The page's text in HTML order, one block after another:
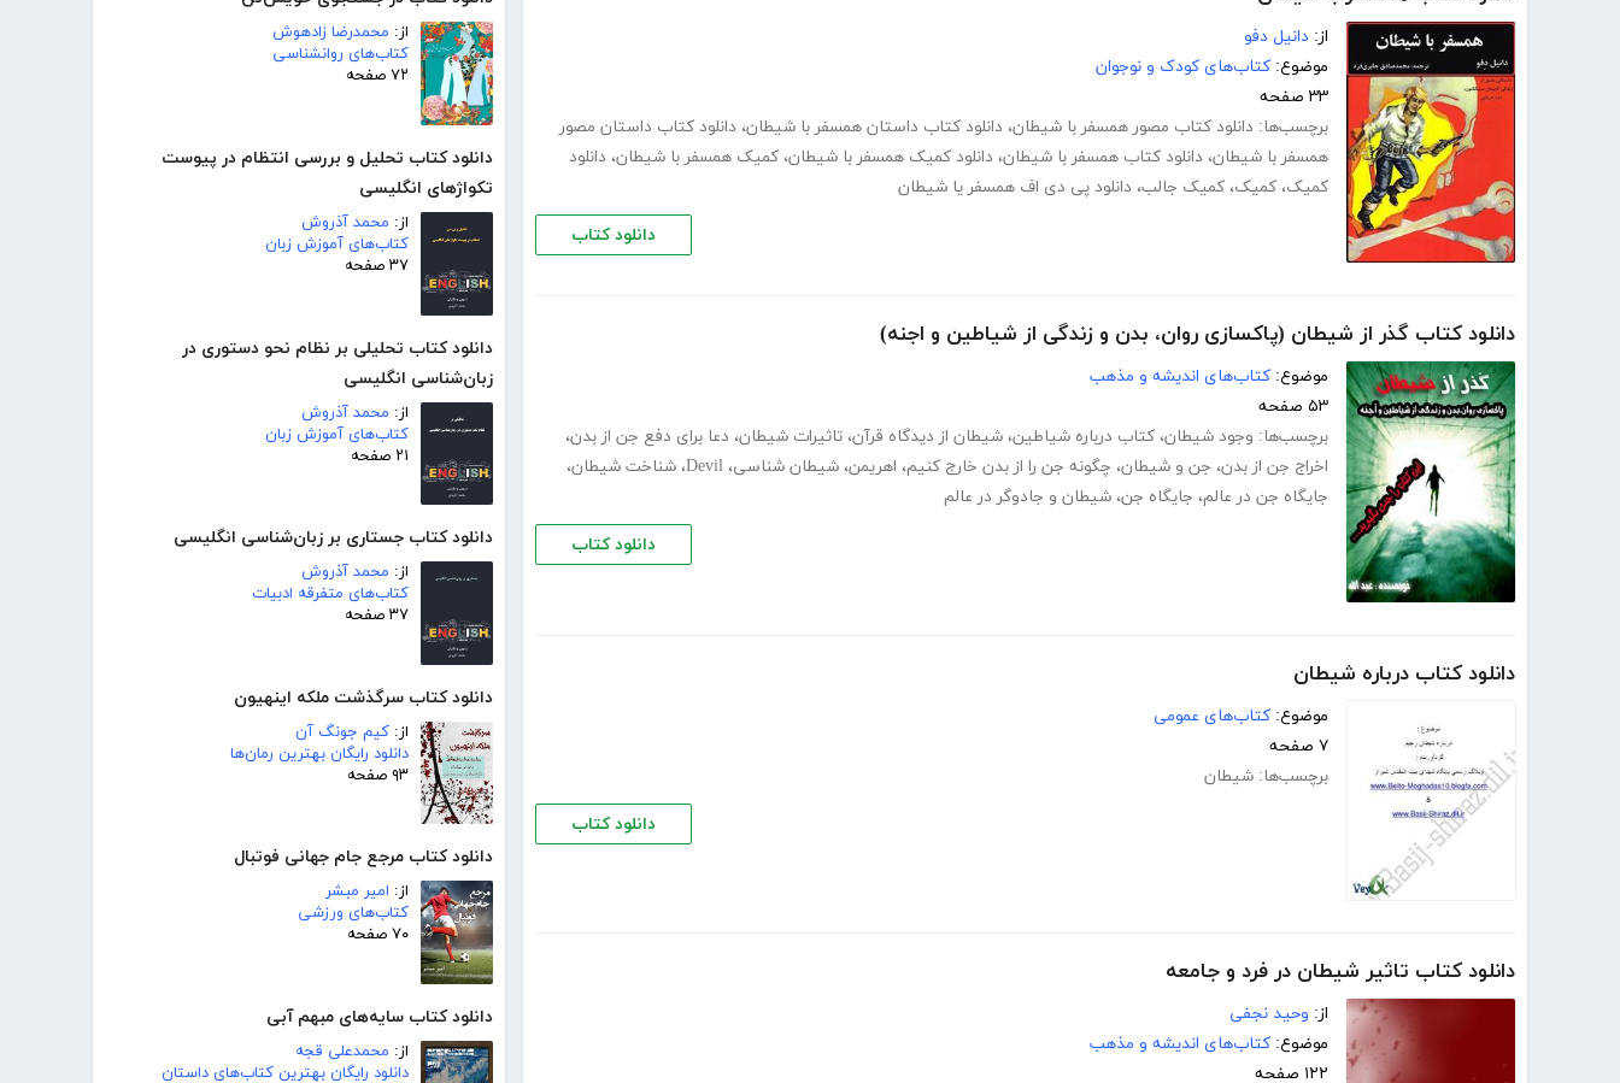
از: محمدرضا زادهوش
کتاب‌های روانشناسی
۷۲ صفحه
دانلود کتاب تحلیل و بررسی انتظام در پیوست
تکواژهای انگلیسی
از: محمد آذروش
کتاب‌های آموزش زبان
۳۷ صفحه
دانلود کتاب تحلیلی بر نظام نحو دستوری در
زبان‌شناسی انگلیسی
از: محمد آذروش
کتاب‌های آموزش زبان
۲۱ صفحه
دانلود کتاب جستاری بر زبان‌شناسی انگلیسی
از: محمد آذروش
کتاب‌های متفرقه ادبیات
۳۷ صفحه
دانلود کتاب سرگذشت ملکه اینهیون
از: کیم جونگ آن
دانلود رایگان بهترین رمان‌ها
۹۳ صفحه
دانلود کتاب مرجع جام جهانی فوتبال
از: امیر مبشر
کتاب‌های ورزشی
۷۰ صفحه
دانلود کتاب سایه‌های مبهم آبی
از: محمدعلی قجه
دانلود رایگان بهترین کتاب‌های داستان
از: دانیل دفو
موضوع: کتاب‌های کودک و نوجوان
۳۳ صفحه
برچسب‌ها: دانلود کتاب مصور همسفر با شیطان، دانلود کتاب داستان همسفر با شیطان، دانلود کتاب داستان مصور
همسفر با شیطان، دانلود کتاب همسفر با شیطان، دانلود کمیک همسفر با شیطان، کمیک همسفر با شیطان، دانلود
کمیک، کمیک، کمیک جالب، دانلود پی دی اف همسفر یا شیطان
دانلود کتاب
دانلود کتاب گذر از شیطان (پاکسازی روان، بدن و زندگی از شیاطین و اجنه)
موضوع: کتاب‌های اندیشه و مذهب
۵۳ صفحه
برچسب‌ها: وجود شیطان، کتاب درباره شیاطین، شیطان از دیدگاه قرآن، تاثیرات شیطان، دعا برای دفع جن از بدن،
اخراج جن از بدن، جن و شیطان، چگونه جن را از بدن خارج کنیم، اهریمن، شیطان شناسی، Devil، شناخت شیطان،
جایگاه جن در عالم، جایگاه جن، شیطان و جادوگر در عالم
دانلود کتاب
دانلود کتاب درباره شیطان
موضوع: کتاب‌های عمومی
۷ صفحه
برچسب‌ها: شیطان
دانلود کتاب
دانلود کتاب تاثیر شیطان در فرد و جامعه
از: وحید نجفی
موضوع: کتاب‌های اندیشه و مذهب
۱۲۲ صفحه